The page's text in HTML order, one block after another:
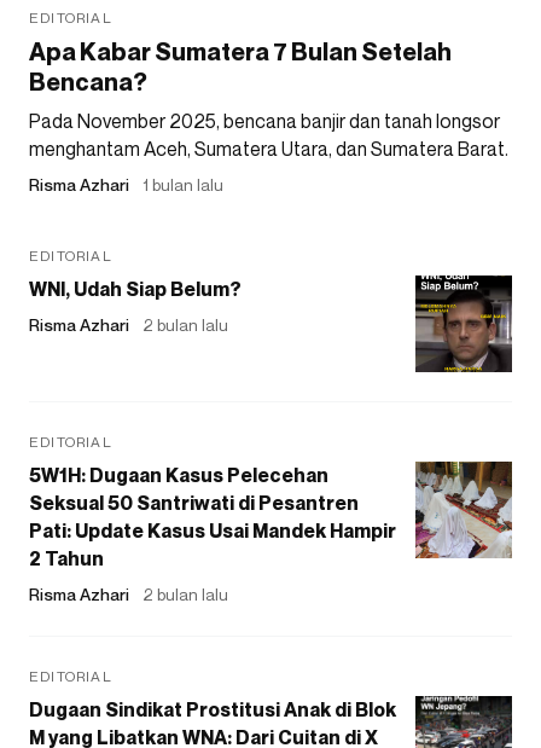
EDITORIAL
Apa Kabar Sumatera 7 Bulan Setelah
Bencana?
Pada November 2025, bencana banjir dan tanah longsor
menghantam Aceh, Sumatera Utara, dan Sumatera Barat.
Risma Azhari 1 bulan lalu
EDITORIAL
WNI, Udah Siap Belum?
Risma Azhari 2 bulan lalu
EDITORIAL
5W1H: Dugaan Kasus Pelecehan
Seksual 50 Santriwati di Pesantren
Pati: Update Kasus Usai Mandek Hampir
2 Tahun
Risma Azhari 2 bulan lalu
EDITORIAL
Dugaan Sindikat Prostitusi Anak di Blok
M yang Libatkan WNA: Dari Cuitan di X